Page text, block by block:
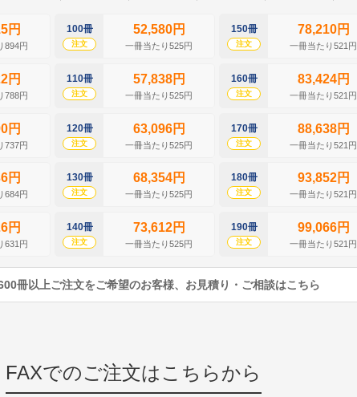
円
894円
円
788円
円
737円
円
684円
円
631円
100冊
注文
52,580円
一冊当たり525円
110冊
注文
57,838円
一冊当たり525円
120冊
注文
63,096円
一冊当たり525円
130冊
注文
68,354円
一冊当たり525円
140冊
注文
73,612円
一冊当たり525円
150冊
注文
78,210円
一冊当たり521円
160冊
注文
83,424円
一冊当たり521円
170冊
注文
88,638円
一冊当たり521円
180冊
注文
93,852円
一冊当たり521円
190冊
注文
99,066円
一冊当たり521円
冊以上ご注文をご希望のお客様、お見積り・ご相談はこちら
FAXでのご注文はこちらから